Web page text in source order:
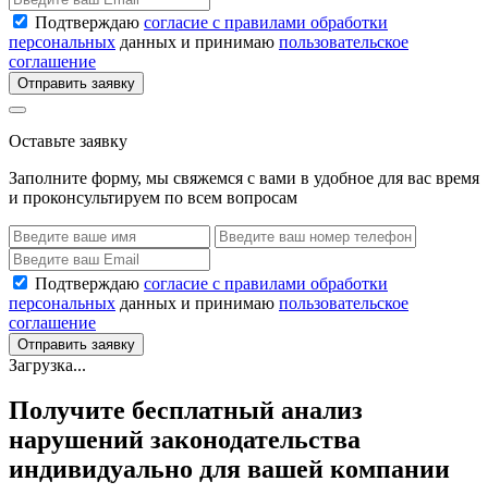
Подтверждаю согласие с правилами обработки
персональных данных и принимаю пользовательское
соглашение
Отправить заявку
Оставьте заявку
Заполните форму, мы свяжемся с вами в удобное для вас время
и проконсультируем по всем вопросам
Подтверждаю согласие с правилами обработки
персональных данных и принимаю пользовательское
соглашение
Отправить заявку
Загрузка...
Получите бесплатный анализ
нарушений законодательства
индивидуально для вашей компании